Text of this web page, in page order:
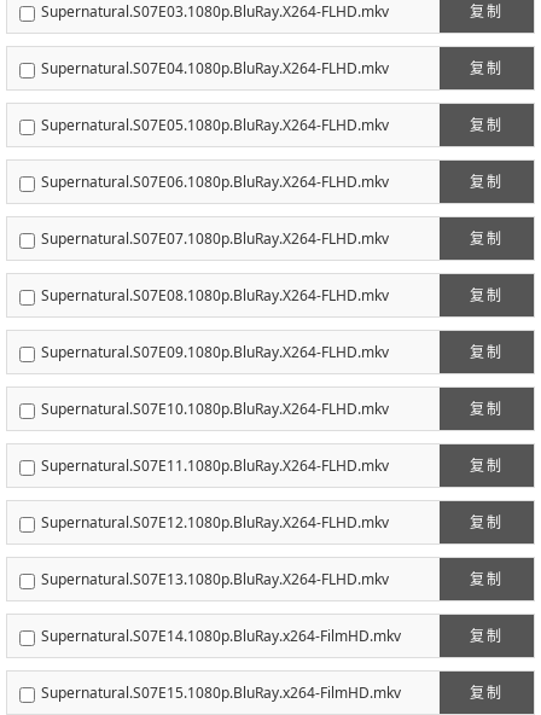
复制
Supernatural.S07E03.1080p.BluRay.X264-FLHD.mkv
复制
Supernatural.S07E04.1080p.BluRay.X264-FLHD.mkv
复制
Supernatural.S07E05.1080p.BluRay.X264-FLHD.mkv
复制
Supernatural.S07E06.1080p.BluRay.X264-FLHD.mkv
复制
Supernatural.S07E07.1080p.BluRay.X264-FLHD.mkv
复制
Supernatural.S07E08.1080p.BluRay.X264-FLHD.mkv
复制
Supernatural.S07E09.1080p.BluRay.X264-FLHD.mkv
复制
Supernatural.S07E10.1080p.BluRay.X264-FLHD.mkv
复制
Supernatural.S07E11.1080p.BluRay.X264-FLHD.mkv
复制
Supernatural.S07E12.1080p.BluRay.X264-FLHD.mkv
复制
Supernatural.S07E13.1080p.BluRay.X264-FLHD.mkv
复制
Supernatural.S07E14.1080p.BluRay.x264-FilmHD.mkv
复制
Supernatural.S07E15.1080p.BluRay.x264-FilmHD.mkv